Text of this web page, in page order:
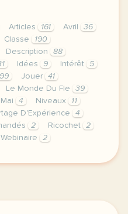
Articles 161 Avril
36
Classe
190
Description
88
Idées 9 Intérêt
5
99 Jouer
41
Le Monde Du Fle
39
Mai 4 Niveaux
11
D'Expérience
4
2 Ricochet
2
Webinaire 2
a 14h30 heure de